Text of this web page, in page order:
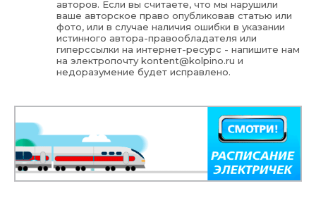
авторов. Если вы считаете, что мы нарушили
ваше авторское право опубликовав статью или
фото, или в случае наличия ошибки в указании
истинного автора-правообладателя или
гиперссылки на интернет-ресурс - напишите нам
на электропочтуkontent@kolpino.ru и
недоразумение будет исправлено.